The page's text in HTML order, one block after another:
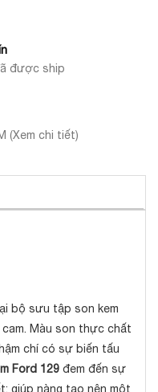
được ship
(Xem chi tiết)
bộ sưu tập son kem
Màu son thực chất
chí có sự biến tấu
Ford 129 đem đến sự
giúp nàng tạo nên một